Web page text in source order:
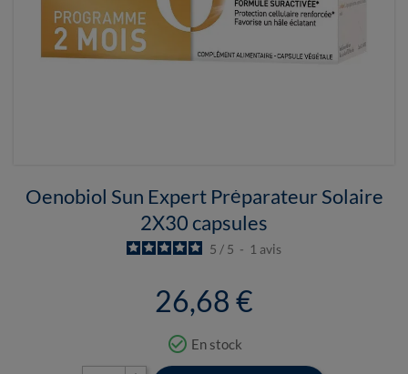
Oenobiol Sun Expert Préparateur Solaire
2X30 capsules
5 / 5 - 1 avis
26,68 €
check_circle_outline En stock